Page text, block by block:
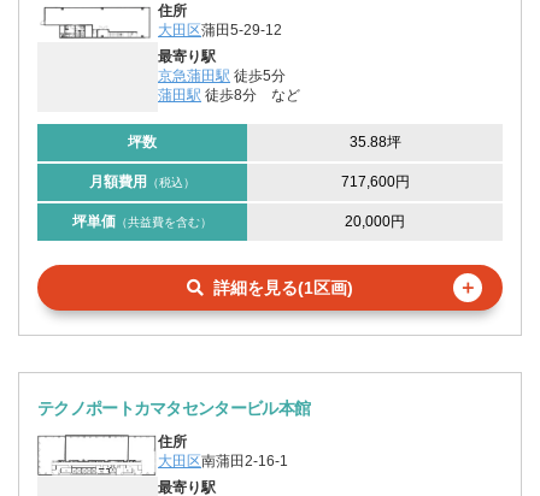
住所
大田区蒲田5-29-12
最寄り駅
京急蒲田駅 徒歩5分
蒲田駅 徒歩8分 など
坪数 35.88坪
月額費用 （税込） 717,600円
坪単価 （共益費を含む） 20,000円
詳細を見る(1区画) ＋
テクノポートカマタセンタービル本館
住所
大田区南蒲田2-16-1
最寄り駅